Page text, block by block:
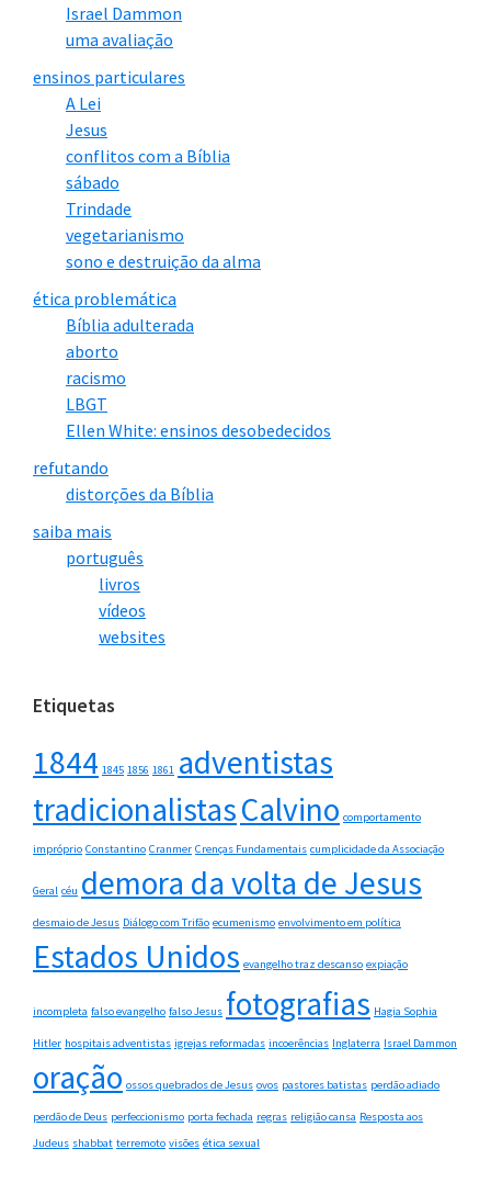
Israel Dammon
uma avaliação
ensinos particulares
A Lei
Jesus
conflitos com a Bíblia
sábado
Trindade
vegetarianismo
sono e destruição da alma
ética problemática
Bíblia adulterada
aborto
racismo
LBGT
Ellen White: ensinos desobedecidos
refutando
distorções da Bíblia
saiba mais
português
livros
vídeos
websites
Etiquetas
1844 1845 1856 1861 adventistas
tradicionalistasCalvino comportamento
impróprio Constantino Cranmer Crenças Fundamentais cumplicidade da Associação
Geral céu demora da volta de Jesus
desmaio de Jesus Diálogo com Trifão ecumenismo envolvimento em política
Estados Unidos evangelho traz descanso expiação
incompleta falso evangelho falso Jesus fotografias Hagia Sophia
Hitler hospitais adventistas igrejas reformadas incoerências Inglaterra Israel Dammon
oração ossos quebrados de Jesus ovos pastores batistas perdão adiado
perdão de Deus perfeccionismo porta fechada regras religião cansa Resposta aos
Judeus shabbat terremoto visões ética sexual